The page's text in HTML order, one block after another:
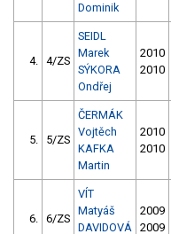
Dominik
4. 4/ZS
SEIDL
Marek
SÝKORA
Ondřej
2010
2010
5. 5/ZS
ČERMÁK
Vojtěch
KAFKA
Martin
2010
2010
6. 6/ZS
VÍT
Matyáš
DAVIDOVÁ
2009
2009